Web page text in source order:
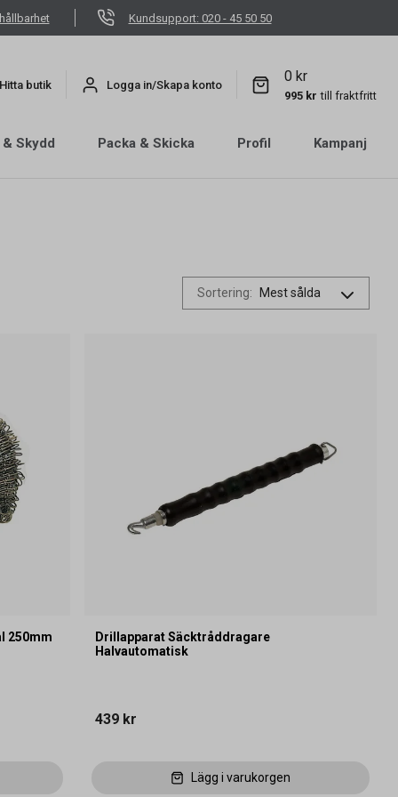
Kundsupport: 020 - 45 50 50
Hitta butik Logga in/Skapa konto
0 kr
995 kr till fraktfritt
Skydd Packa & Skicka Profil Kampanj
Sortering:
250mm
Drillapparat Säcktråddragare
Halvautomatisk
439 kr
Lägg i varukorgen